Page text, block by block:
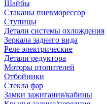
Шайбы
Стаканы пневморессор
Ступицы
Детали системы охлождения
Зеркала заднего вида
Реле электрические
Детали редуктора
Моторы отопителей
Отбойники
Стекла фар
Замки зажигания/кабины